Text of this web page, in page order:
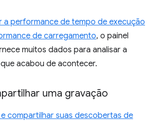
a performance de tempo de execução
de carregamento, o painel
muitos dados para analisar a
acabou de acontecer.
uma gravação
compartilhar suas descobertas de